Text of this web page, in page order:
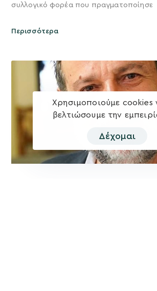
συλλογικό φορέα που πραγματοποίησε
Περισσότερα
Χρησιμοποιούμε cookies
βελτιώσουμε την
Δέχομαι